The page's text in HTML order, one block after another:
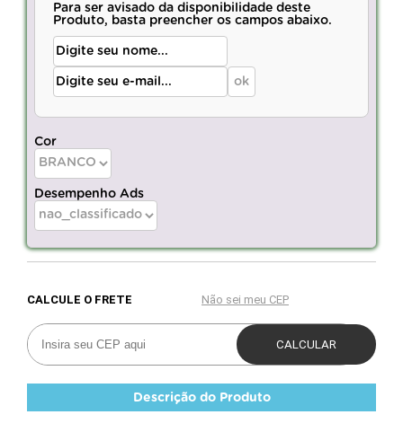
Para ser avisado da disponibilidade deste
Produto, basta preencher os campos abaixo.
Cor
Desempenho Ads
Descrição do Produto